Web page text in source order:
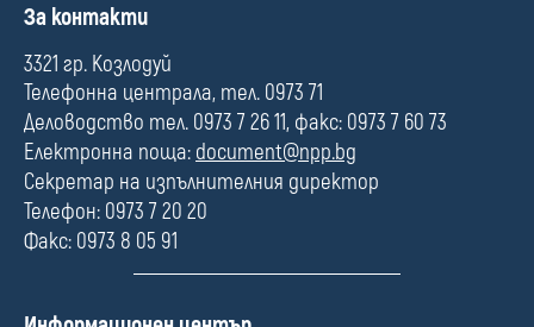
П
л
е
За контакти
3321 гр. Козлодуй
Телефонна централа, тел. 0973 71
Деловодство тел. 0973 7 26 11, факс: 0973 7 60 73
Електронна поща: document@npp.bg
Секретар на изпълнителния директор
Телефон: 0973 7 20 20
Факс: 0973 8 05 91
П